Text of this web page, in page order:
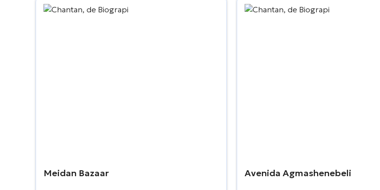
Meidan Bazaar Avenida Agmashenebeli